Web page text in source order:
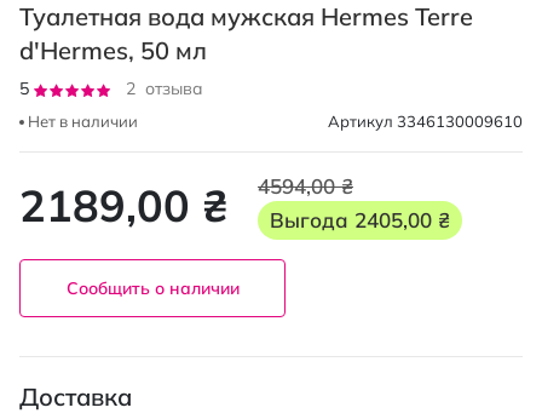
Туалетная вода мужская Hermes Terre
d'Hermes, 50 мл
Рейтинг:
5
2 отзыва
Нет в наличии Артикул 3346130009610
2189,00 ₴
4594,00 ₴
Выгода 2405,00 ₴
Сообщить о наличии
Доставка